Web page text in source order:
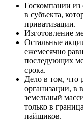
Госкомпании из
в субъекта,
приватизации.
Изготовление
Остальные
ежемесячно
последующих
срока.
Дело в том, что
организации, в
земельный
только в
пайщиков.